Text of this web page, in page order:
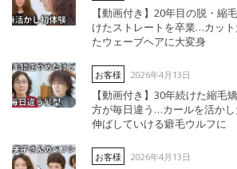
【動画付き】20年目の脱・縮
けたストレートを卒業…カッ
たウェーブヘアに大変身
お客様 2026年4月13日
【動画付き】30年続けた縮毛
方が毎日違う…カールを活か
伸ばしていける癖毛ウルフに
お客様 2026年4月13日